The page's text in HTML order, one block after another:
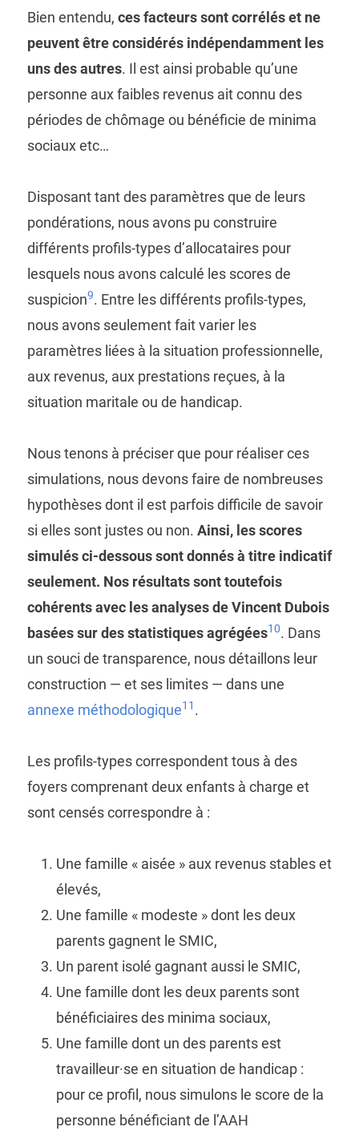
Bien entendu, ces facteurs sont corrélés et ne
peuvent être considérés indépendamment les
uns des autres. Il est ainsi probable qu’une
personne aux faibles revenus ait connu des
périodes de chômage ou bénéficie de minima
sociaux etc…
Disposant tant des paramètres que de leurs
pondérations, nous avons pu construire
différents profils-types d’allocataires pour
lesquels nous avons calculé les scores de
suspicion9. Entre les différents profils-types,
nous avons seulement fait varier les
paramètres liées à la situation professionnelle,
aux revenus, aux prestations reçues, à la
situation maritale ou de handicap.
Nous tenons à préciser que pour réaliser ces
simulations, nous devons faire de nombreuses
hypothèses dont il est parfois difficile de savoir
si elles sont justes ou non. Ainsi, les scores
simulés ci-dessous sont donnés à titre indicatif
seulement. Nos résultats sont toutefois
cohérents avec les analyses de Vincent Dubois
basées sur des statistiques agrégées10. Dans
un souci de transparence, nous détaillons leur
construction — et ses limites — dans une
annexe méthodologique11 .
Les profils-types correspondent tous à des
foyers comprenant deux enfants à charge et
sont censés correspondre à :
Une famille « aisée » aux revenus stables et
élevés,
Une famille « modeste » dont les deux
parents gagnent le SMIC,
Un parent isolé gagnant aussi le SMIC,
Une famille dont les deux parents sont
bénéficiaires des minima sociaux,
Une famille dont un des parents est
travailleur·se en situation de handicap :
pour ce profil, nous simulons le score de la
personne bénéficiant de l’AAH